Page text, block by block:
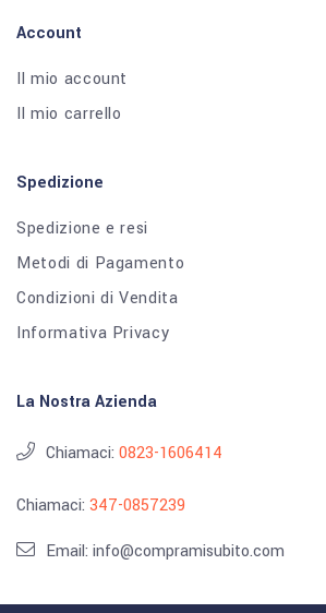
Account
Il mio account
Il mio carrello
Spedizione
Spedizione e resi
Metodi di Pagamento
Condizioni di Vendita
Informativa Privacy
La Nostra Azienda
Chiamaci: 0823-1606414
Chiamaci: 347-0857239
Email: info@compramisubito.com